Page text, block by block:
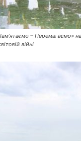
– Перемагаємо»
війні